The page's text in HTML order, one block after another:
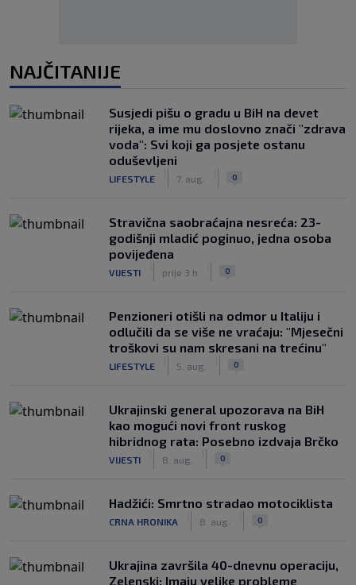
NAJČITANIJE
Susjedi pišu o gradu u BiH na devet
rijeka, a ime mu doslovno znači "zdrava
voda": Svi koji ga posjete ostanu
oduševljeni
LIFESTYLE 7. aug. 0
Stravična saobraćajna nesreća: 23-
godišnji mladić poginuo, jedna osoba
povijeđena
VIJESTI prije 3 h 0
Penzioneri otišli na odmor u Italiju i
odlučili da se više ne vraćaju: "Mjesečni
troškovi su nam skresani na trećinu"
LIFESTYLE 5. aug. 0
Ukrajinski general upozorava na BiH
kao mogući novi front ruskog
hibridnog rata: Posebno izdvaja Brčko
VIJESTI 8. aug. 0
Hadžići: Smrtno stradao motociklista
CRNA HRONIKA 8. aug. 0
Ukrajina završila 40-dnevnu operaciju,
Zelenski: Imaju velike probleme